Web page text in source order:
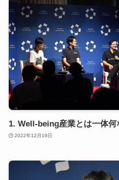
1. Well-being産業とは一体何
2022年12月19日